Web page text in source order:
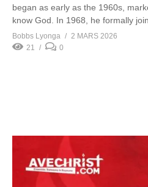
began as early as the 1960s,
know God. In 1968, he formally
Bobbs Lyonga
2 MARS 2026
21
0